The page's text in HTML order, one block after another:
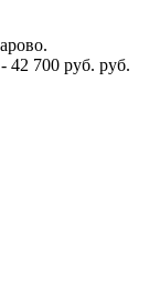
700 руб. руб.